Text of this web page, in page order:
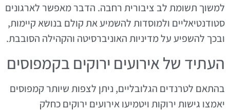
למשוך תשומת לב ציבורית רחבה. הדבר מאפשר לארגונים
סטודנטיאליים ולמוסדות להשמיע את קולם בנושא קיימות,
ובכך להשפיע על מדיניות האוניברסיטה והקהילה הסובבת.
העתיד של אירועים ירוקים בקמפוסים
בהתאם לטרנדים הגלובליים, ניתן לצפות שיותר קמפוסים
יאמצו גישות ירוקות ויטמיעו אירועים ירוקים כחלק